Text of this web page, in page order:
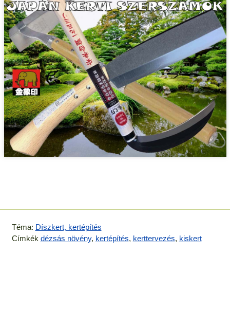
Téma: Díszkert, kertépítés
Címkék dézsás növény, kertépítés, kerttervezés, kiskert